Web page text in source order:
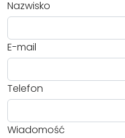
Nazwisko
E-mail
Telefon
Wiadomość